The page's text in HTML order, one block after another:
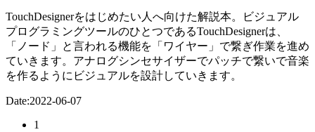
TouchDesignerをはじめたい人へ向けた解説本。ビジュアル
プログラミングツールのひとつであるTouchDesignerは、
「ノード」と言われる機能を「ワイヤー」で繋ぎ作業を進め
ていきます。アナログシンセサイザーでパッチで繋いで音楽
を作るようにビジュアルを設計していきます。
Date:2022-06-07
1